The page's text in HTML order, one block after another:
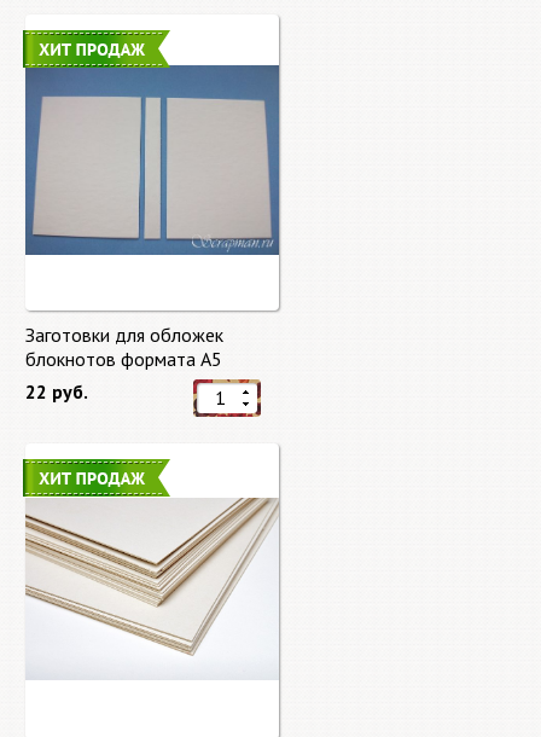
Заготовки для обложек
блокнотов формата А5
22 руб.